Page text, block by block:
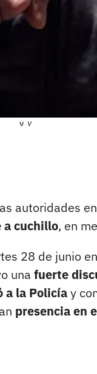
v v
autoridades en
cuchillo, en
28 de junio
una fuerte
a la Policíay
presencia en